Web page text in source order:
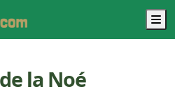
la Noé